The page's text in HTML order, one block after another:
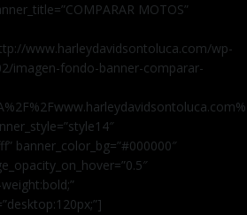
MOTOS”
www.harleydavidsontoluca.com/wp-
imagen-fondo-banner-comparar-
banner_color_bg=”#000000″